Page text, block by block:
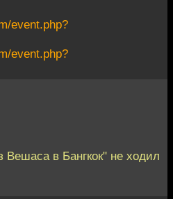
event.php?
event.php?
в Бангкок" не ходил